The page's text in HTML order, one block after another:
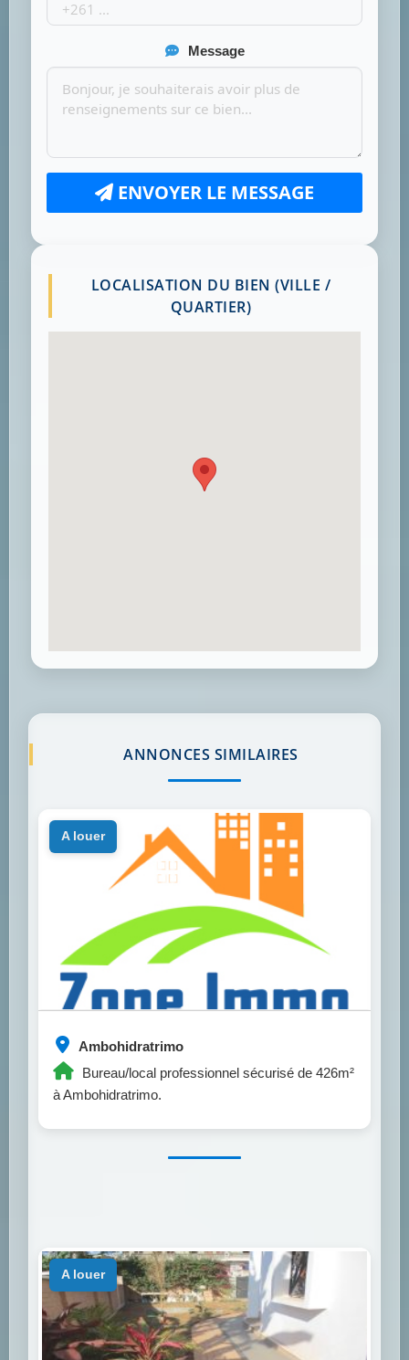
Message
ENVOYER LE MESSAGE
LOCALISATION DU BIEN (VILLE /
QUARTIER)
ANNONCES SIMILAIRES
Ambohidratrimo
Bureau/local professionnel sécurisé de 426m²
à Ambohidratrimo.
a louer
a louer